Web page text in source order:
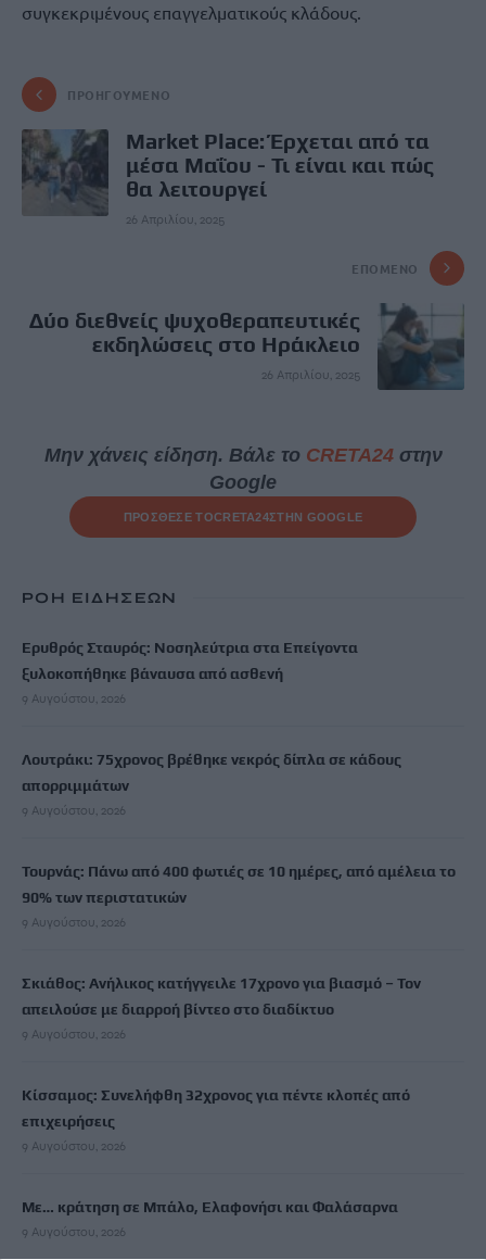
συγκεκριμένους επαγγελματικούς κλάδους.
ΠΡΟΗΓΟΎΜΕΝΟ
Market Place: Έρχεται από τα
μέσα Μαΐου - Τι είναι και πώς
θα λειτουργεί
26 Απριλίου, 2025
ΕΠΌΜΕΝΟ
Δύο διεθνείς ψυχοθεραπευτικές
εκδηλώσεις στο Ηράκλειο
26 Απριλίου, 2025
Μην χάνεις είδηση. Βάλε το CRETA24στην
Google
ΠΡΟΣΘΕΣΕ ΤΟCRETA24ΣΤΗΝ GOOGLE
ΡΟΗ ΕΙΔΗΣΕΩΝ
Ερυθρός Σταυρός: Νοσηλεύτρια στα Επείγοντα
ξυλοκοπήθηκε βάναυσα από ασθενή
9 Αυγούστου, 2026
Λουτράκι: 75χρονος βρέθηκε νεκρός δίπλα σε κάδους
απορριμμάτων
9 Αυγούστου, 2026
Τουρνάς: Πάνω από 400 φωτιές σε 10 ημέρες, από αμέλεια το
90% των περιστατικών
9 Αυγούστου, 2026
Σκιάθος: Ανήλικος κατήγγειλε 17χρονο για βιασμό – Τον
απειλούσε με διαρροή βίντεο στο διαδίκτυο
9 Αυγούστου, 2026
Κίσσαμος: Συνελήφθη 32χρονος για πέντε κλοπές από
επιχειρήσεις
9 Αυγούστου, 2026
Με… κράτηση σε Μπάλο, Ελαφονήσι και Φαλάσαρνα
9 Αυγούστου, 2026